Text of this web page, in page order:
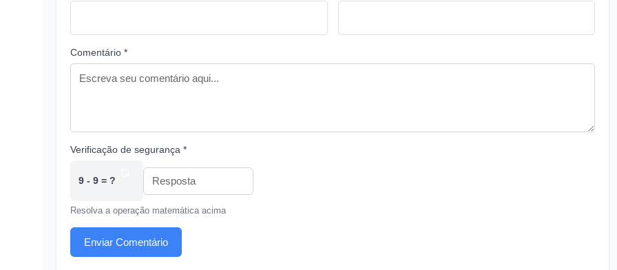
Comentário *
Verificação de segurança *
9 - 9 = ?
Resolva a operação matemática acima
Enviar Comentário